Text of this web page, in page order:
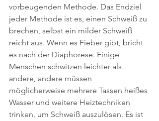
vorbeugenden Methode. Das Endziel
jeder Methode ist es, einen Schweiß zu
brechen, selbst ein milder Schweiß
reicht aus. Wenn es Fieber gibt, bricht
es nach der Diaphorese. Einige
Menschen schwitzen leichter als
andere, andere müssen
möglicherweise mehrere Tassen heißes
Wasser und weitere Heiztechniken
trinken, um Schweiß auszulösen. Es ist